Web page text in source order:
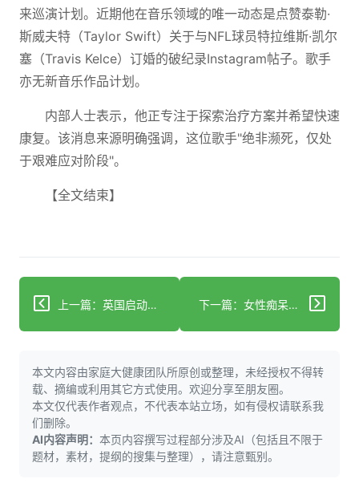
来巡演计划。近期他在音乐领域的唯一动态是点赞泰勒·
斯威夫特（Taylor Swift）关于与NFL球员特拉维斯·凯尔
塞（Travis Kelce）订婚的破纪录Instagram帖子。歌手
亦无新音乐作品计划。
内部人士表示，他正专注于探索治疗方案并希望快速
康复。该消息来源明确强调，这位歌手"绝非濒死，仅处
于艰难应对阶段"。
【全文结束】
上一篇：英国启动史上最大规模帕金森病临床试验 为神经疾病负担加重的印度带来希望 下一篇：女性痴呆症：新研究将探究激素关联与预防方法
本文内容由家庭大健康团队所原创或整理，未经授权不得转
载、摘编或利用其它方式使用。欢迎分享至朋友圈。
本文仅代表作者观点，不代表本站立场，如有侵权请联系我
们删除。
AI内容声明： 本页内容撰写过程部分涉及AI（包括且不限于
题材，素材，提纲的搜集与整理），请注意甄别。